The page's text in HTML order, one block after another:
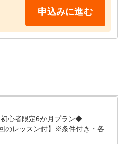
料」にてご利用いただけるプ
いたします。
よって異なります。月に平
申込みに進む
心者限定6か月プラン◆
のレッスン付】※条件付き・各